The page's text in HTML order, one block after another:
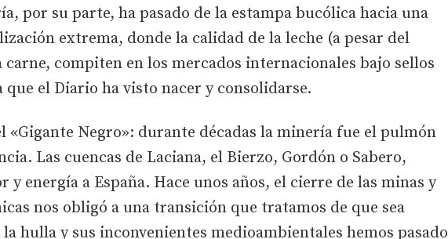
por su parte, ha pasado de la estampa bucólica hacia una
extrema, donde la calidad de la leche (a pesar del
compiten en los mercados internacionales bajo sellos
que el Diario ha visto nacer y consolidarse.
«Gigante Negro»: durante décadas la minería fue el pulmón
Las cuencas de Laciana, el Bierzo, Gordón o Sabero,
y energía a España. Hace unos años, el cierre de las minas y
nos obligó a una transición que tratamos de que sea
la hulla y sus inconvenientes medioambientales hemos pasado